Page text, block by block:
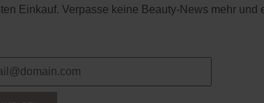
Einkauf. Verpasse keine Beauty-News mehr und